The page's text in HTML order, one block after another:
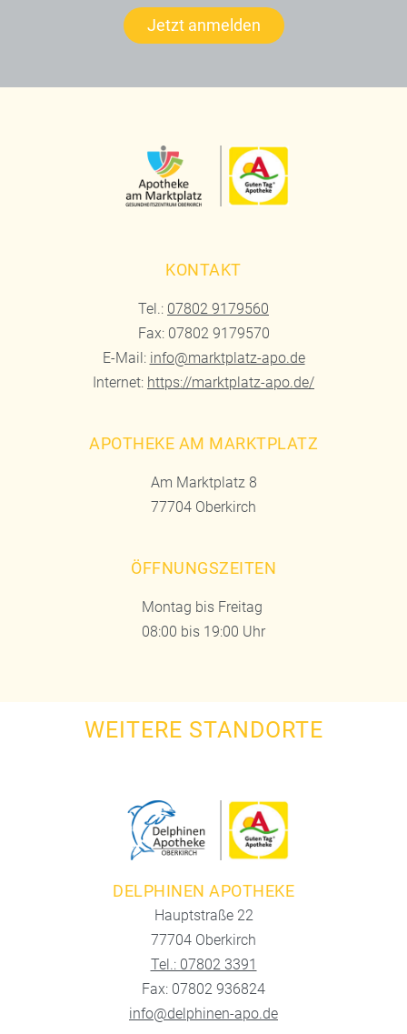
Jetzt anmelden
KONTAKT
Tel.: 07802 9179560
Fax: 07802 9179570
E-Mail: info@marktplatz-apo.de
Internet: https://marktplatz-apo.de/
APOTHEKE AM MARKTPLATZ
Am Marktplatz 8
77704 Oberkirch
ÖFFNUNGSZEITEN
Montag bis Freitag
08:00 bis 19:00 Uhr
WEITERE STANDORTE
DELPHINEN APOTHEKE
Hauptstraße 22
77704 Oberkirch
Tel.: 07802 3391
Fax: 07802 936824
info@delphinen-apo.de